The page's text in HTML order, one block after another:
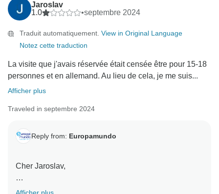
Jaroslav
1.0
•septembre 2024
Traduit automatiquement. View in Original Language
Notez cette traduction
La visite que j'avais réservée était censée être pour 15-18
personnes et en allemand. Au lieu de cela, je me suis...
Afficher plus
Traveled in septembre 2024
Reply from: Europamundo
Cher Jaroslav,
Nous sommes désolés d'apprendre que vous n'avez